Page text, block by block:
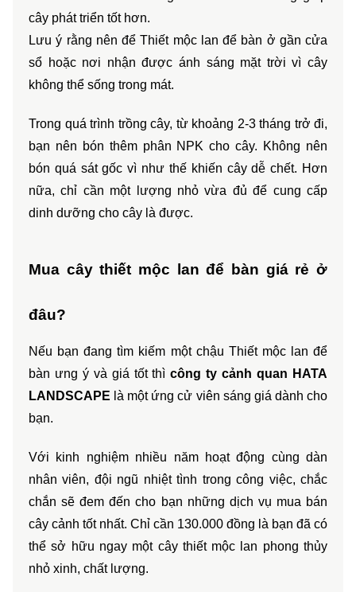
cây phát triển tốt hơn.
Lưu ý rằng nên để Thiết mộc lan để bàn ở gần cửa
sổ hoặc nơi nhận được ánh sáng mặt trời vì cây
không thể sống trong mát.
Trong quá trình trồng cây, từ khoảng 2-3 tháng trở đi,
bạn nên bón thêm phân NPK cho cây. Không nên
bón quá sát gốc vì như thế khiến cây dễ chết. Hơn
nữa, chỉ cần một lượng nhỏ vừa đủ để cung cấp
dinh dưỡng cho cây là được.
Mua cây thiết mộc lan để bàn giá rẻ ở
đâu?
Nếu bạn đang tìm kiếm một chậu Thiết mộc lan để
bàn ưng ý và giá tốt thì công ty cảnh quan HATA
LANDSCAPE là một ứng cử viên sáng giá dành cho
bạn.
Với kinh nghiệm nhiều năm hoạt động cùng dàn
nhân viên, đội ngũ nhiệt tình trong công việc, chắc
chắn sẽ đem đến cho bạn những dịch vụ mua bán
cây cảnh tốt nhất. Chỉ cần 130.000 đồng là bạn đã có
thể sở hữu ngay một cây thiết mộc lan phong thủy
nhỏ xinh, chất lượng.